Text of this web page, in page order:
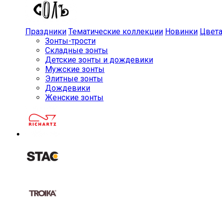
Праздники Тематические коллекции Новинки Цвета
Зонты-трости
Складные зонты
Детские зонты и дождевики
Мужские зонты
Элитные зонты
Дождевики
Женские зонты